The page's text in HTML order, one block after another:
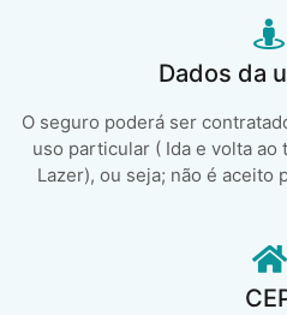
Dados da
O seguro poderá ser
uso particular ( Ida e volta
Lazer), ou seja; não é aceito